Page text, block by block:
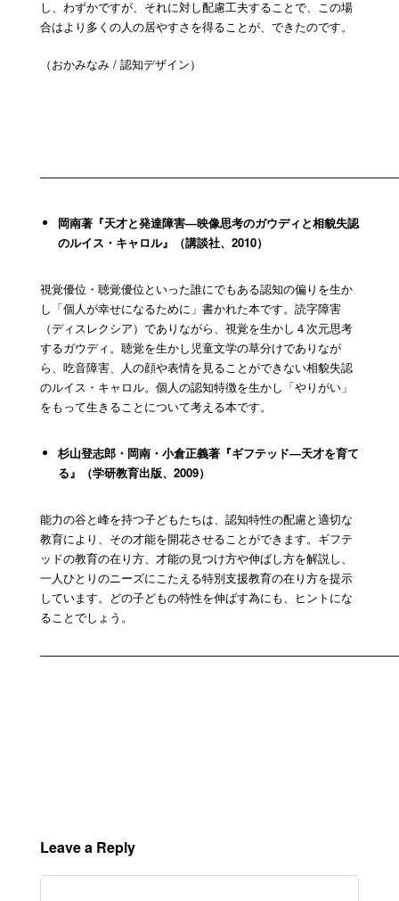
し、わずかですが、それに対し配慮工夫することで、この場
合はより多くの人の居やすさを得ることが、できたのです。
（おかみなみ / 認知デザイン）
岡南著『天才と発達障害―映像思考のガウディと相貌失認
のルイス・キャロル』（講談社、2010）
視覚優位・聴覚優位といった誰にでもある認知の偏りを生か
し「個人が幸せになるために」書かれた本です。読字障害
（ディスレクシア）でありながら、視覚を生かし４次元思考
するガウディ。聴覚を生かし児童文学の草分けでありなが
ら、吃音障害、人の顔や表情を見ることができない相貌失認
のルイス・キャロル。個人の認知特徴を生かし「やりがい」
をもって生きることについて考える本です。
杉山登志郎・岡南・小倉正義著『ギフテッド―天才を育て
る』（学研教育出版、2009）
能力の谷と峰を持つ子どもたちは、認知特性の配慮と適切な
教育により、その才能を開花させることができます。ギフテ
ッドの教育の在り方、才能の見つけ方や伸ばし方を解説し、
一人ひとりのニーズにこたえる特別支援教育の在り方を提示
しています。どの子どもの特性を伸ばす為にも、ヒントにな
ることでしょう。
Leave a Reply